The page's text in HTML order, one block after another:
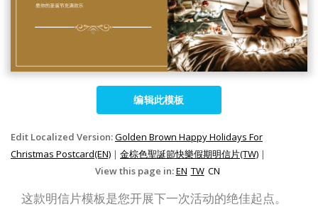
编辑此模板
Edit Localized Version:Golden Brown Happy Holidays For
Christmas Postcard(EN) | 金棕色聖誕節快樂假期明信片(TW) |
View this page in:EN TW CN
这款明信片模板是您开展下一次活动的绝佳起点。